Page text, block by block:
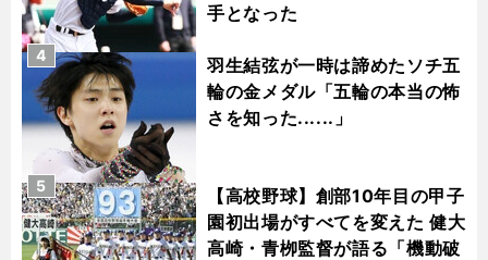
手となった
羽生結弦が一時は諦めたソチ五
輪の金メダル「五輪の本当の怖
さを知った......」
4
【高校野球】創部10年目の甲子
園初出場がすべてを変えた 健大
高崎・青栁監督が語る「機動破
5